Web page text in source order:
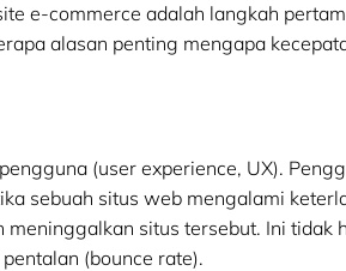
e-commerce adalah langkah
alasan penting mengapa
(user experience, UX).
sebuah situs web mengalami
situs tersebut. Ini tidak
(bounce rate).